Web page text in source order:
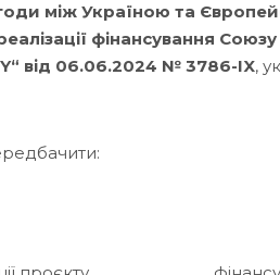
між Україною та
фінансування
від 06.06.2024 № 3786-IX,